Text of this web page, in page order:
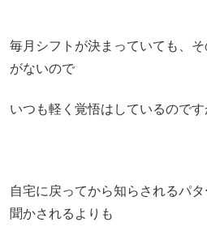
毎月シフトが決まっていても、
がないので
いつも軽く覚悟はしているので
自宅に戻ってから知らされるパ
聞かされるよりも